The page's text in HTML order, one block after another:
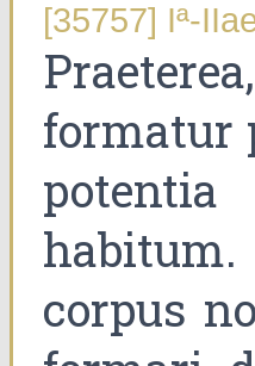
[35757] Iª-
formatur
corpus